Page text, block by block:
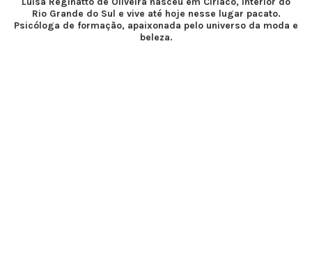
Rio Grande do Sul e vive até hoje nesse lugar pacato.
Psicóloga de formação, apaixonada pelo universo da moda e
beleza.